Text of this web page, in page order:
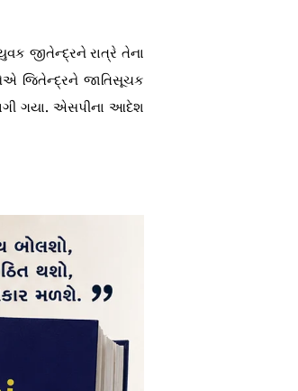
જીતેન્દ્રને રાત્રે તેના
જિતેન્દ્રને જાતિસૂચક
ગયા. એસપીના આદેશ